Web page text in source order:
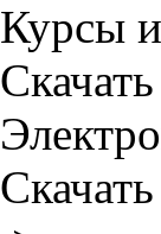
Курсы
Скачать
Скачать